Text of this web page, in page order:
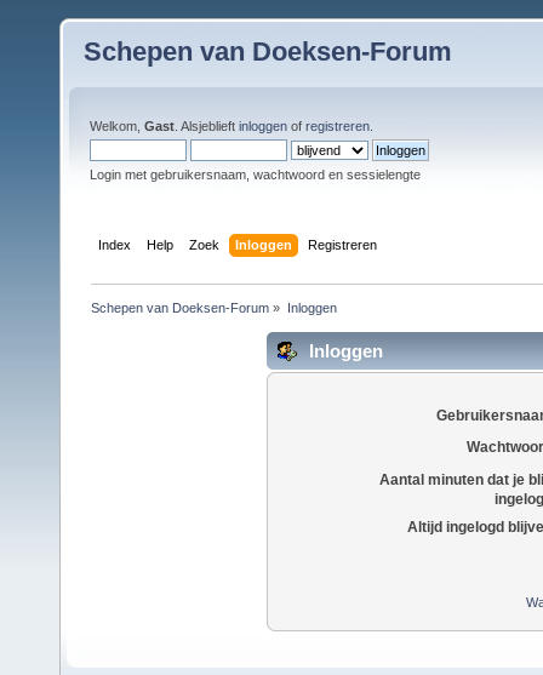
Schepen van Doeksen-Forum
Welkom, Gast . Alsjeblieft inloggen of registreren
Login met gebruikersnaam, wachtwoord en sessielengte
Index Help Zoek Inloggen Registreren
Schepen van Doeksen-Forum » Inloggen
Inloggen
Aantal minuten dat je
Altijd ingelogd